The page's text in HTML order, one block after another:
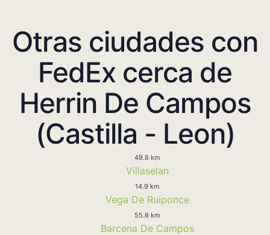
Otras ciudades con
FedEx cerca de
Herrin De Campos
(Castilla - Leon)
49.8 km
Villaselan
14.9 km
Vega De Ruiponce
55.8 km
Barcena De Campos